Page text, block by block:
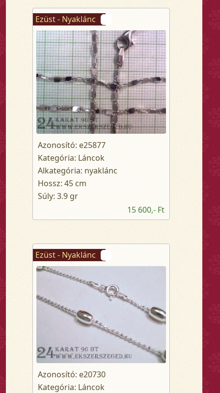
Ezüst - Nyaklánc
Azonosító: e25877
Kategória: Láncok
Alkategória: nyaklánc
Hossz: 45 cm
Súly: 3.9 gr
15 600,- Ft
Ezüst - Nyaklánc
Azonosító: e20730
Kategória: Láncok